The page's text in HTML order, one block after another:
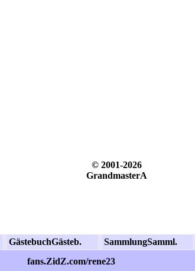
© 2001-2026
GrandmasterA
GästebuchGästeb. SammlungSamml.
fans.ZidZ.com/rene23